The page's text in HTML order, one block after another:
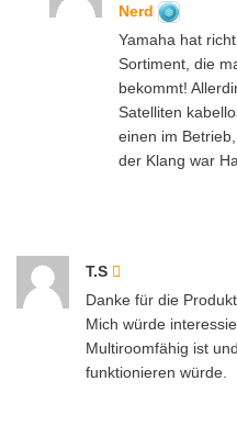
Nerd
Yamaha hat
Sortiment, die
bekommt!
Satelliten
einen im
der Klang war
T.S
Danke für die
Mich würde
Multiroomfähig ist
funktionieren würde.